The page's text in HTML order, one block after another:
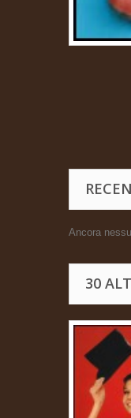
Ancora
30